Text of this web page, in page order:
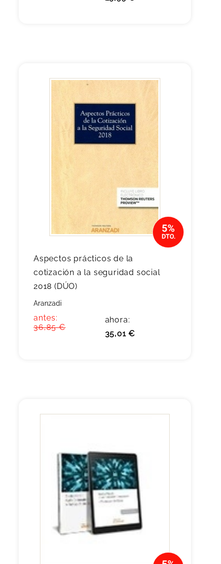
Aspectos prácticos de la
cotización a la seguridad social
2018 (DÚO)
Aranzadi
antes:
36,85 €
ahora:
35,01 €